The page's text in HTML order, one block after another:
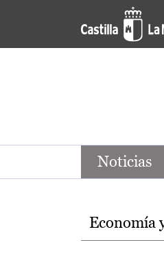
Pasar al contenido principal
Noticias de la
Noticias
Temas
Economía